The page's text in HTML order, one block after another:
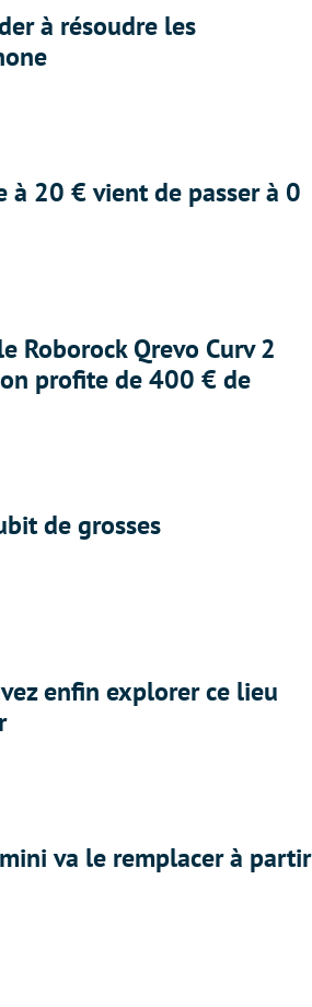
à résoudre les
à 20 € vient de passer à 0
Roborock Qrevo Curv 2
profite de 400 € de
de grosses
enfin explorer ce lieu
va le remplacer à partir